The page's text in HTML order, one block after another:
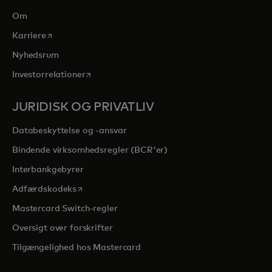
Om
Karriereopens in a new tab
Nyhedsrum
Investorrelationeropens in a new tab
JURIDISK OG PRIVATLIV
Databeskyttelse og -ansvar
Bindende virksomhedsregler (BCR'er)
Interbankgebyrer
Adfærdskodeksopens in a new tab
Mastercard Switch-regler
Oversigt over forskrifter
Tilgængelighed hos Mastercard